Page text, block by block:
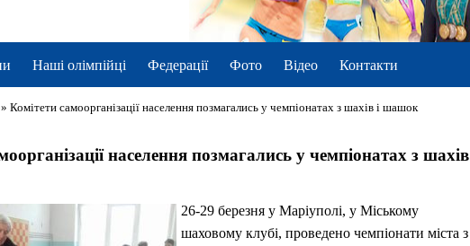
Наші олімпійці Федерації Фото Відео Контакти
» Комітети самоорганізації населення позмагались у чемпіонатах з шахів і шашок
населення позмагались у чемпіонатах з шахів
26-29 березня у Маріуполі, у Міському
шаховому клубі, проведено чемпіонати міста з